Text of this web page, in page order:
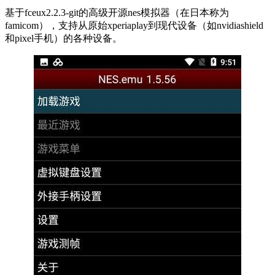
基于fceux2.2.3-git的高级开源nes模拟器（在日本称为
famicom），支持从原始xperiaplay到现代设备（如nvidiashield
和pixel手机）的各种设备。